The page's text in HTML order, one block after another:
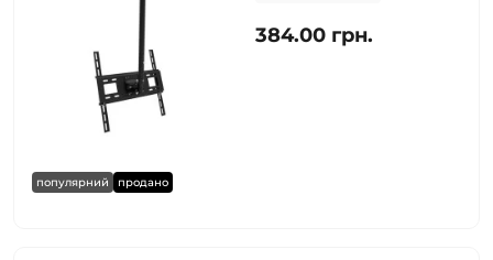
популярний продано
384.00 грн.